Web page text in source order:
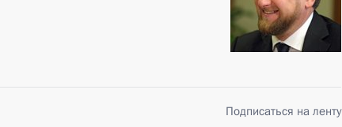
Подписаться на ленту